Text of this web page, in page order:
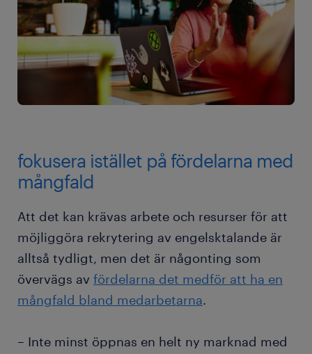
fokusera istället på fördelarna med
mångfald
Att det kan krävas arbete och resurser för att
möjliggöra rekrytering av engelsktalande är
alltså tydligt, men det är någonting som
övervägs av fördelarna det medför att ha en
mångfald bland medarbetarna.
– Inte minst öppnas en helt ny marknad med